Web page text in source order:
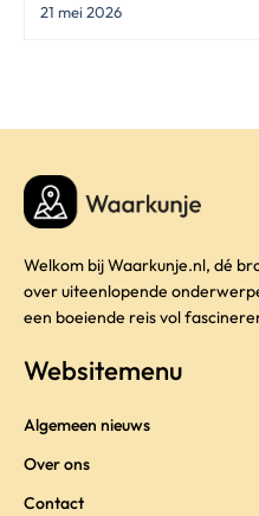
21 mei 2026
Welkom bij Waarkunje.nl, dé
over uiteenlopende
een boeiende reis vol
Websitemenu
Algemeen nieuws
Over ons
Contact